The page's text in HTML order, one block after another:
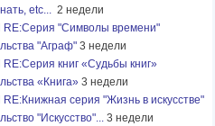
etc... 2 недели
RE:Серия "Символы времени"
"Аграф" 3 недели
RE:Серия книг «Судьбы книг»
«Книга» 3 недели
RE:Книжная серия "Жизнь в искусстве"
"Искусство"... 3 недели